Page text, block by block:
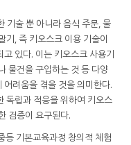
기술 뿐 아니라 음식 주문, 물
기, 즉 키오스크 이용 기술이
있다. 이는 키오스크 사용기
물건을 구입하는 것 등 다양
려움을 겪을 것을 의미한다.
독립과 적응을 위하여 키오스
검증이 요구된다.
등 기본교육과정 창의적 체험